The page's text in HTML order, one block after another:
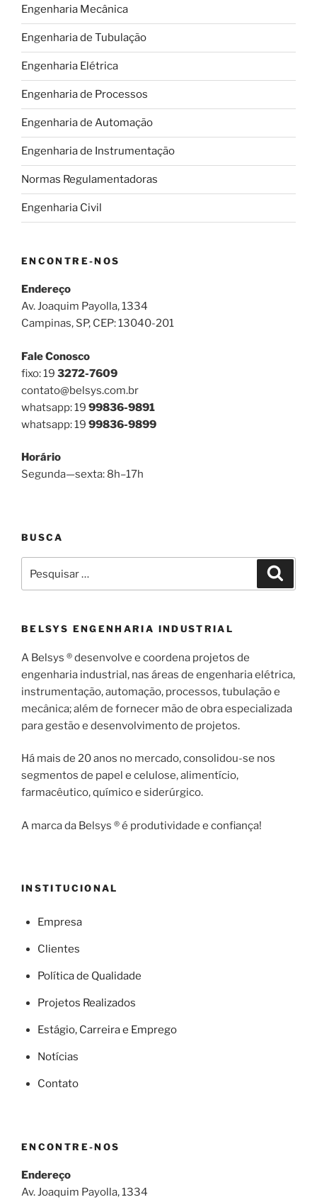
Engenharia Mecânica
Engenharia de Tubulação
Engenharia Elétrica
Engenharia de Processos
Engenharia de Automação
Engenharia de Instrumentação
Normas Regulamentadoras
Engenharia Civil
ENCONTRE-NOS
Endereço
Av. Joaquim Payolla, 1334
Campinas, SP, CEP: 13040-201
Fale Conosco
fixo: 19 3272-7609
contato@belsys.com.br
whatsapp: 19 99836-9891
whatsapp: 19 99836-9899
Horário
Segunda—sexta: 8h–17h
BUSCA
por:
BELSYS ENGENHARIA INDUSTRIAL
A Belsys ® desenvolve e coordena projetos de
engenharia industrial, nas áreas de engenharia elétrica,
instrumentação, automação, processos, tubulação e
mecânica; além de fornecer mão de obra especializada
para gestão e desenvolvimento de projetos.
Há mais de 20 anos no mercado, consolidou-se nos
segmentos de papel e celulose, alimentício,
farmacêutico, químico e siderúrgico.
A marca da Belsys ® é produtividade e confiança!
INSTITUCIONAL
Empresa
Clientes
Política de Qualidade
Projetos Realizados
Estágio, Carreira e Emprego
Notícias
Contato
ENCONTRE-NOS
Endereço
Av. Joaquim Payolla, 1334